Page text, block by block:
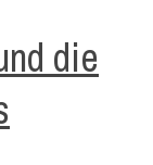
die